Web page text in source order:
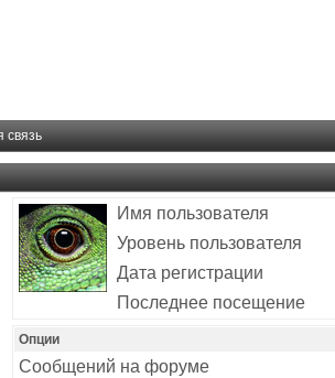
связь
Имя пользователя
Уровень пользователя
Дата регистрации
Последнее посещение
Опции
Сообщений на форуме